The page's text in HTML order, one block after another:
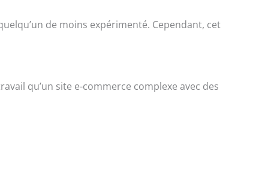
de moins expérimenté. Cependant, cet
qu’un site e-commerce complexe avec des